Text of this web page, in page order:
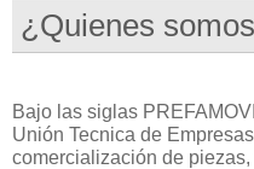
¿Quienes
Bajo las siglas
Unión Tecnica de
comercialización de